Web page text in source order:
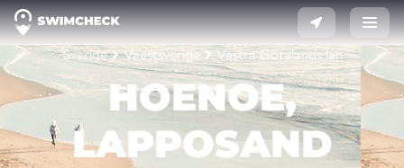
Sverige Vaestsverige Västra Götalands län
HOENOE,
LAPPOSAND